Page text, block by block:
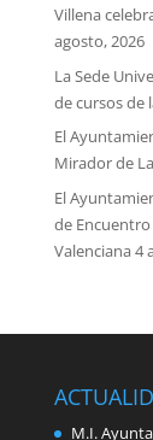
Villena
agosto, 2026
La Sede
de cursos de
El
Mirador de
El
de
Valenciana4
M.I.